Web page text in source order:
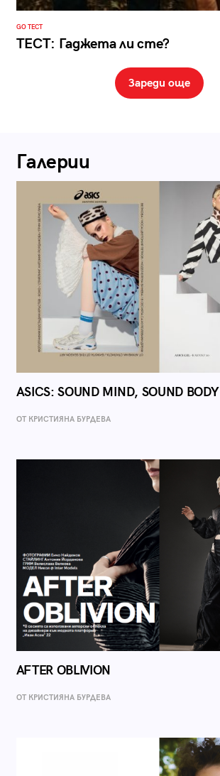
GO ТЕСТ
ТЕСТ: Гаджета ли сте?
Зареди още
Галерии
ASICS: SOUND MIND, SOUND BODY
ОТ КРИСТИЯНА БУРДЕВА
AFTER OBLIVION
ОТ КРИСТИЯНА БУРДЕВА